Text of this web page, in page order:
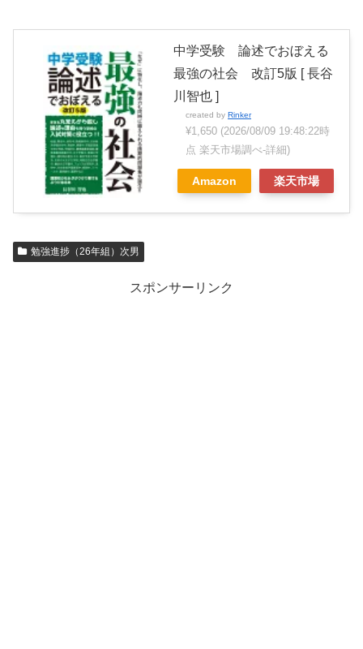
中学受験 論述でおぼえる
最強の社会 改訂5版 [ 長谷
川智也 ]
created by Rinker
¥1,650 (2026/08/09 19:48:22時
点 楽天市場調べ-詳細)
Amazon 楽天市場
勉強進捗（26年組）次男
スポンサーリンク